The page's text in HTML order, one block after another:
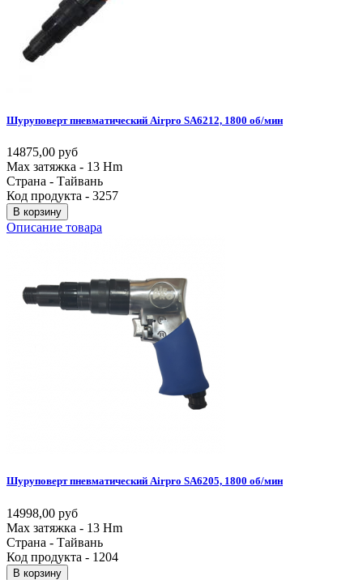
Шуруповерт пневматический Airpro SA6212, 1800 об/мин
14875,00 руб
Max затяжка - 13 Hm
Страна - Тайвань
Код продукта - 3257
В корзину
Описание товара
Шуруповерт пневматический Airpro SA6205, 1800 об/мин
14998,00 руб
Max затяжка - 13 Hm
Страна - Тайвань
Код продукта - 1204
В корзину